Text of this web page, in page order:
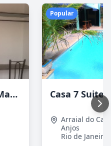
Pensionato da Dona Maria - Uberlândia/MG
Popular
Arraial do
Anjos
Rio de Janeiro